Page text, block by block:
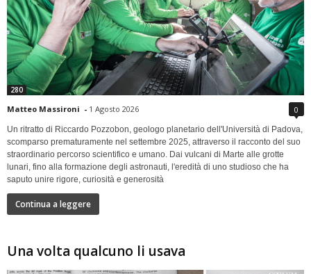
280
Matteo Massironi - 1 Agosto 2026 0
Un ritratto di Riccardo Pozzobon, geologo planetario dell'Università di Padova,
scomparso prematuramente nel settembre 2025, attraverso il racconto del suo
straordinario percorso scientifico e umano. Dai vulcani di Marte alle grotte
lunari, fino alla formazione degli astronauti, l'eredità di uno studioso che ha
saputo unire rigore, curiosità e generosità
Continua a leggere
Una volta qualcuno li usava